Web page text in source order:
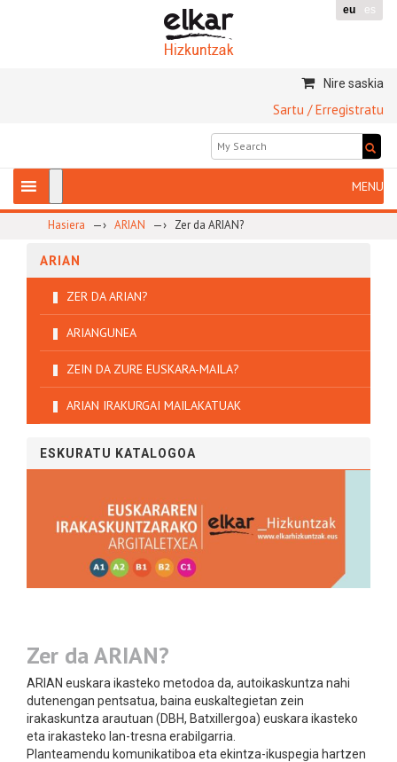
eu es
Nire saskia
Sartu / Erregistratu
Hasiera —› ARIAN —› Zer da ARIAN?
ARIAN
ZER DA ARIAN?
ARIANGUNEA
ZEIN DA ZURE EUSKARA-MAILA?
ARIAN IRAKURGAI MAILAKATUAK
ESKURATU KATALOGOA
Zer da ARIAN?
ARIAN euskara ikasteko metodoa da, autoikaskuntza nahi
dutenengan pentsatua, baina euskaltegietan zein
irakaskuntza arautuan (DBH, Batxillergoa) euskara ikasteko
eta irakasteko lan-tresna erabilgarria.
Planteamendu komunikatiboa eta ekintza-ikuspegia hartzen